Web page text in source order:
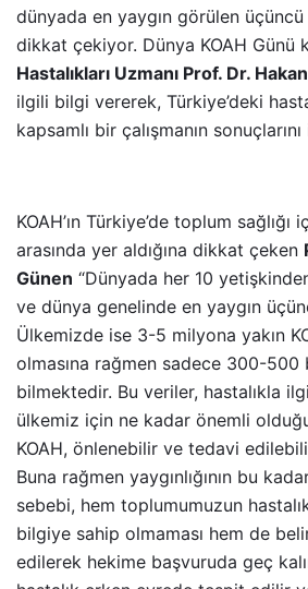
dünyada en yaygın görülen
dikkat çekiyor. Dünya KOAH Günü
Hastalıkları Uzmanı Prof. Dr.
ilgili bilgi vererek, Türkiye’deki
kapsamlı bir çalışmanın
KOAH’ın Türkiye’de toplum
arasında yer aldığına dikkat çeken
Günen “Dünyada her 10
ve dünya genelinde en yaygın
Ülkemizde ise 3-5 milyona yakın
olmasına rağmen sadece 300-500
bilmektedir. Bu veriler, hastalıkla
ülkemiz için ne kadar önemli
KOAH, önlenebilir ve tedavi
Buna rağmen yaygınlığının bu
sebebi, hem toplumumuzun
bilgiye sahip olmaması hem de
edilerek hekime başvuruda geç